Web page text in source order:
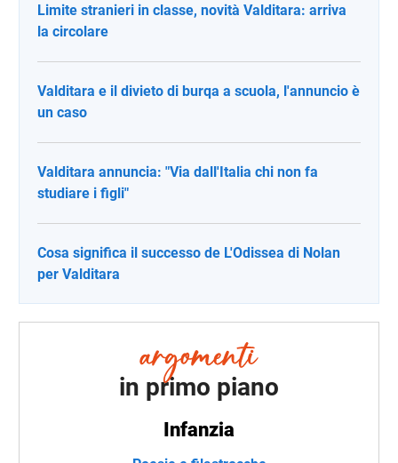
Limite stranieri in classe, novità Valditara: arriva
la circolare
Valditara e il divieto di burqa a scuola, l'annuncio è
un caso
Valditara annuncia: "Via dall'Italia chi non fa
studiare i figli"
Cosa significa il successo de L'Odissea di Nolan
per Valditara
in primo piano
Infanzia